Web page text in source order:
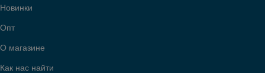
Новинки
Опт
О магазине
Как нас найти